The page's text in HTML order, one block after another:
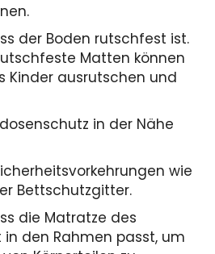
der Boden rutschfest ist.
Matten können
Kinder ausrutschen und
in der Nähe
wie
Bettschutzgitter.
die Matratze des
den Rahmen passt, um